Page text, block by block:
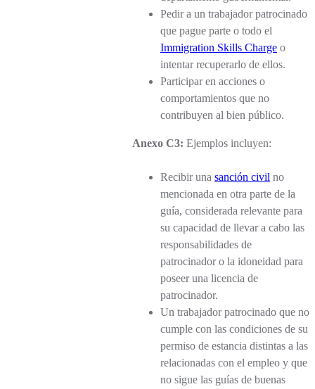
Pedir a un trabajador patrocinado
que pague parte o todo el
Immigration Skills Charge o
intentar recuperarlo de ellos.
Participar en acciones o
comportamientos que no
contribuyen al bien público.
Anexo C3: Ejemplos incluyen:
Recibir una sanción civil no
mencionada en otra parte de la
guía, considerada relevante para
su capacidad de llevar a cabo las
responsabilidades de
patrocinador o la idoneidad para
poseer una licencia de
patrocinador.
Un trabajador patrocinado que no
cumple con las condiciones de su
permiso de estancia distintas a las
relacionadas con el empleo y que
no sigue las guías de buenas